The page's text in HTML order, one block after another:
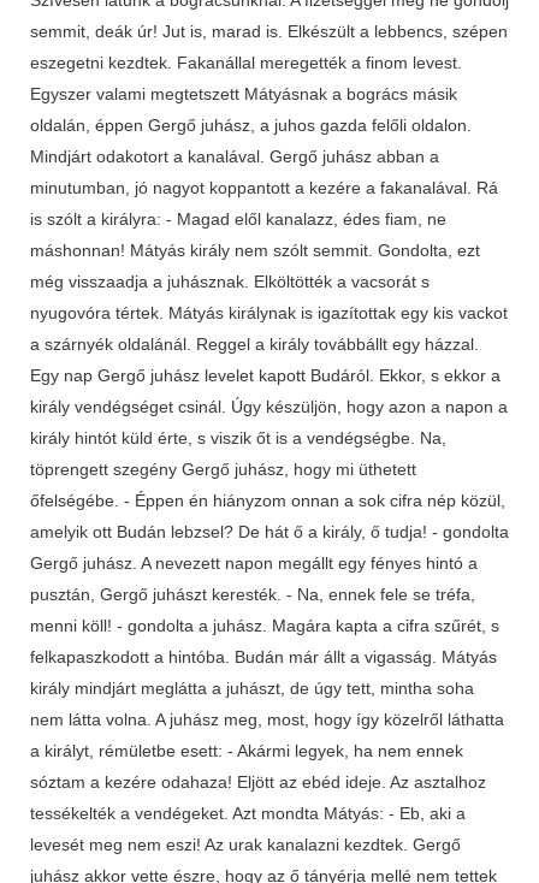
semmit, deák úr! Jut is, marad is. Elkészült a lebbencs, szépen
eszegetni kezdtek. Fakanállal meregették a finom levest.
Egyszer valami megtetszett Mátyásnak a bogrács másik
oldalán, éppen Gergő juhász, a juhos gazda felőli oldalon.
Mindjárt odakotort a kanalával. Gergő juhász abban a
minutumban, jó nagyot koppantott a kezére a fakanalával. Rá
is szólt a királyra: - Magad elől kanalazz, édes fiam, ne
máshonnan! Mátyás király nem szólt semmit. Gondolta, ezt
még visszaadja a juhásznak. Elköltötték a vacsorát s
nyugovóra tértek. Mátyás királynak is igazítottak egy kis vackot
a szárnyék oldalánál. Reggel a király továbbállt egy házzal.
Egy nap Gergő juhász levelet kapott Budáról. Ekkor, s ekkor a
király vendégséget csinál. Úgy készüljön, hogy azon a napon a
király hintót küld érte, s viszik őt is a vendégségbe. Na,
töprengett szegény Gergő juhász, hogy mi üthetett
őfelségébe. - Éppen én hiányzom onnan a sok cifra nép közül,
amelyik ott Budán lebzsel? De hát ő a király, ő tudja! - gondolta
Gergő juhász. A nevezett napon megállt egy fényes hintó a
pusztán, Gergő juhászt keresték. - Na, ennek fele se tréfa,
menni köll! - gondolta a juhász. Magára kapta a cifra szűrét, s
felkapaszkodott a hintóba. Budán már állt a vigasság. Mátyás
király mindjárt meglátta a juhászt, de úgy tett, mintha soha
nem látta volna. A juhász meg, most, hogy így közelről láthatta
a királyt, rémületbe esett: - Akármi legyek, ha nem ennek
sóztam a kezére odahaza! Eljött az ebéd ideje. Az asztalhoz
tessékelték a vendégeket. Azt mondta Mátyás: - Eb, aki a
levesét meg nem eszi! Az urak kanalazni kezdtek. Gergő
juhász akkor vette észre, hogy az ő tányérja mellé nem tettek